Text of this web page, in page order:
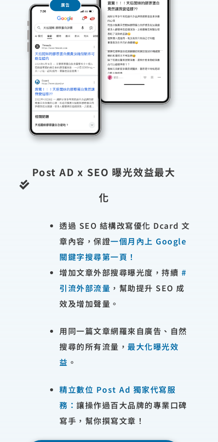
Post AD x SEO 曝光效益最大
化
透過 SEO 結構改寫優化 Dcard 文
章內容，保證一個月內上 Google
關鍵字搜尋第一頁！
增加文章外部搜尋曝光度，持續 #
引流外部流量 ，幫助提升 SEO 成
效及增加聲量。
用同一篇文章網羅來自廣告、自然
搜尋的所有流量， 最大化曝光效
益 。
精立數位 Post Ad 獨家代寫服
務： 讓操作過百大品牌的專業口碑
寫手，幫你撰寫文章！